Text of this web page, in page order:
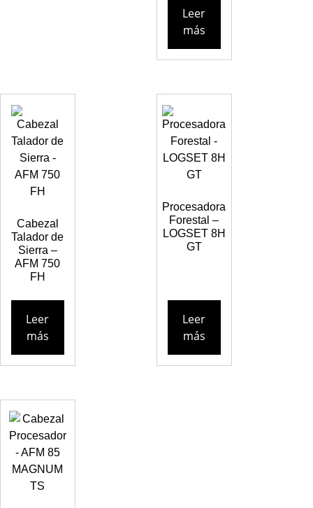
Leer
más
Cabezal
Talador de
Sierra –
AFM 750
FH
Leer
más
Procesadora
Forestal –
LOGSET 8H
GT
Leer
más